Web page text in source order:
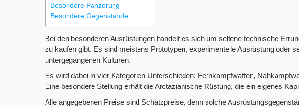
Besondere Panzerung
Besondere Gegenstände
Bei den besonderen Ausrüstungen handelt es sich um seltene technische
zu kaufen gibt. Es sind meistens Prototypen, experimentelle Ausrüstung oder
untergegangenen Kulturen.
Es wird dabei in vier Kategorien Unterschieden: Fernkampfwaffen,
Eine besondere Stellung erhält die Arctazianische Rüstung, die ein eigenes
Alle angegebenen Preise sind Schätzpreise, denn solche